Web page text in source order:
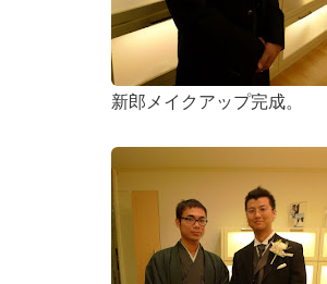
新郎メイクアップ完成。